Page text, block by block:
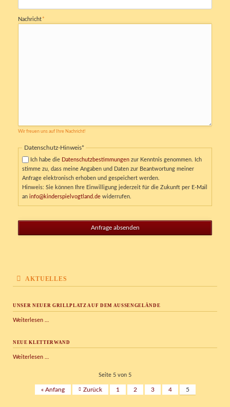
Pflichtfeld
Nachricht*
Wir freuen uns auf Ihre Nachricht!
Pflichtfeld
Datenschutz-Hinweis*
Ich habe die Datenschutzbestimmungen zur Kenntnis genommen. Ich
stimme zu, dass meine Angaben und Daten zur Beantwortung meiner
Anfrage elektronisch erhoben und gespeichert werden.
Hinweis: Sie können Ihre Einwilligung jederzeit für die Zukunft per E-Mail
aninfo@kinderspielvogtland.de widerrufen.
Anfrage absenden
AKTUELLES
UNSER NEUER GRILLPLATZ AUF DEM AUSSENGELÄNDE
Weiterlesen …
auf
Außengelände
NEUE KLETTERWAND
Weiterlesen …
Seite 5 von 5
« Anfang Zurück 1 2 3 4 5